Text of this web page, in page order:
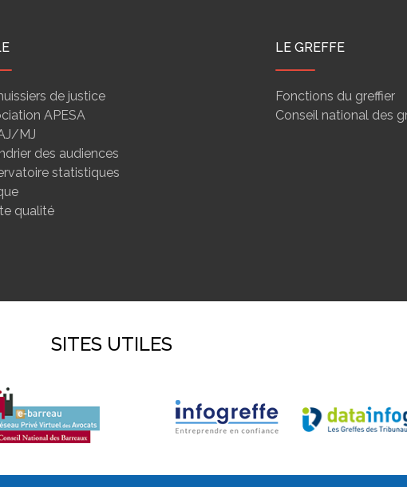
de justice
APESA
MJ
des audiences
statistiques
qualité
LE GREFFE
Fonctions du greffier
Conseil national des
SITES UTILES